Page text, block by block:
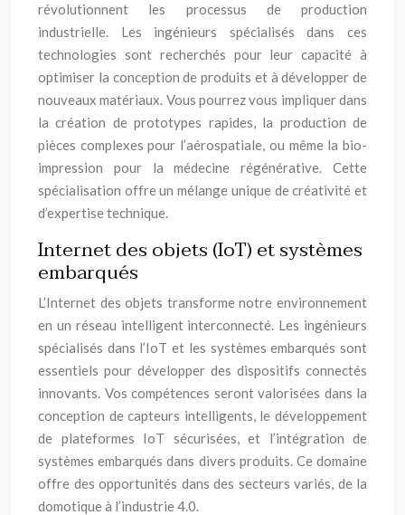
révolutionnent les processus de production
industrielle. Les ingénieurs spécialisés dans ces
technologies sont recherchés pour leur capacité à
optimiser la conception de produits et à développer de
nouveaux matériaux. Vous pourrez vous impliquer dans
la création de prototypes rapides, la production de
pièces complexes pour l’aérospatiale, ou même la bio-
impression pour la médecine régénérative. Cette
spécialisation offre un mélange unique de créativité et
d’expertise technique.
Internet des objets (IoT) et systèmes
embarqués
L’Internet des objets transforme notre environnement
en un réseau intelligent interconnecté. Les ingénieurs
spécialisés dans l’IoT et les systèmes embarqués sont
essentiels pour développer des dispositifs connectés
innovants. Vos compétences seront valorisées dans la
conception de capteurs intelligents, le développement
de plateformes IoT sécurisées, et l’intégration de
systèmes embarqués dans divers produits. Ce domaine
offre des opportunités dans des secteurs variés, de la
domotique à l’industrie 4.0.